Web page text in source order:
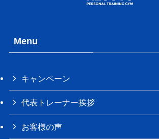
Menu
キャンペーン
代表トレーナー挨拶
お客様の声